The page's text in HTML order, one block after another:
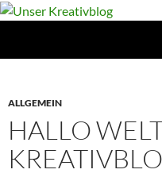
ALLGEMEIN
HALLO